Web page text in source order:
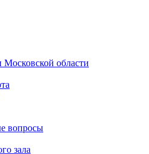
Московской области
вопросы
зала